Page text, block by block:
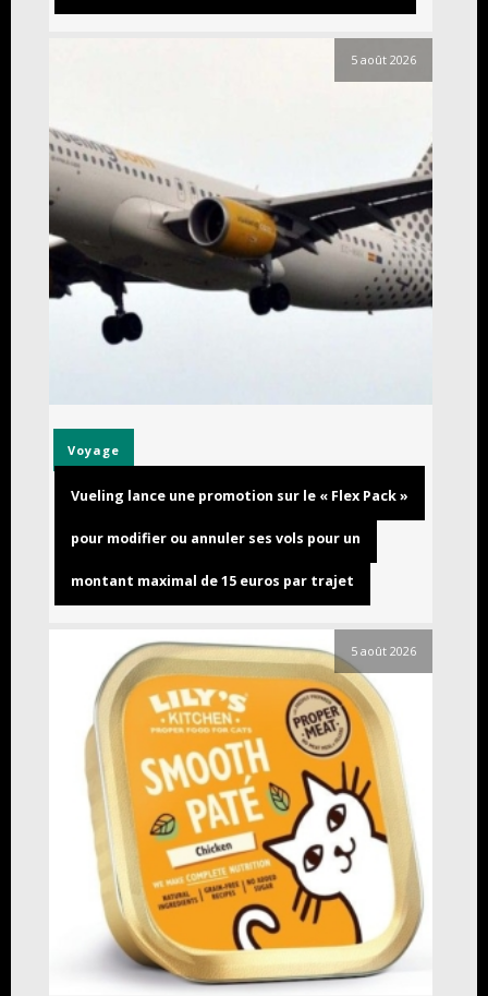
5 août 2026
Voyage
Vueling lance une promotion sur le « Flex Pack »
pour modifier ou annuler ses vols pour un
montant maximal de 15 euros par trajet
5 août 2026